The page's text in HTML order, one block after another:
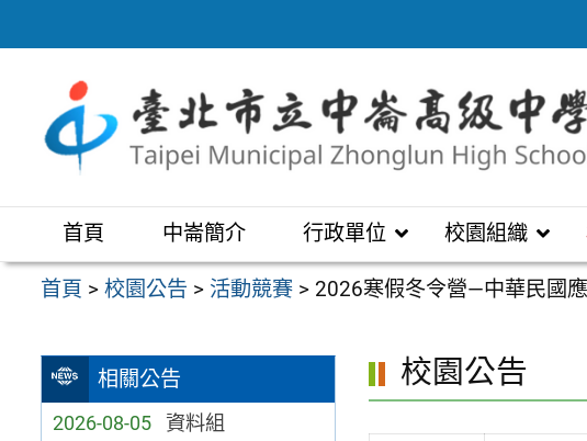
至
區
首頁 中崙簡介 行政單位 校園組織
首頁 >校園公告 > 活動競賽 > 2026寒假冬令營—中華民國
相關公告
2026-08-05 資料組
校園公告